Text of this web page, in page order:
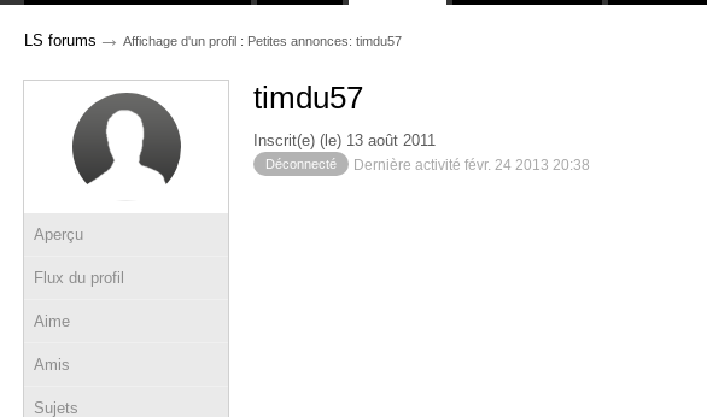
LS forums → Affichage d'un profil : Petites annonces: timdu57
Aperçu
Flux du profil
Aime
Amis
Sujets
timdu57
Inscrit(e) (le) 13 août 2011
Déconnecté Dernière activité févr. 24 2013 20:38